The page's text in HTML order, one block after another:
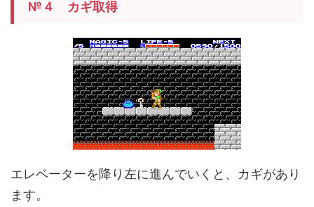
№４ カギ取得
エレベーターを降り左に進んでいくと、カギがあり
ます。